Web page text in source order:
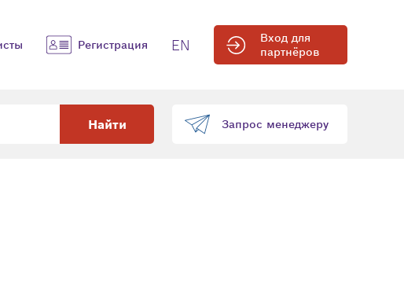
Регистрация EN
Вход для
партнёров
Найти Запрос менеджеру